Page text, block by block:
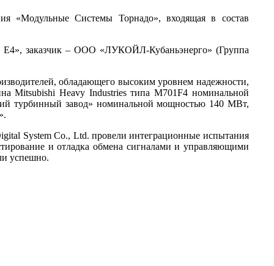
Системы Торнадо», входящая в состав
Е4», заказчик – ООО «ЛУКОЙЛ-Кубаньэнерго» (Группа
обладающего высоким уровнем надежности,
Mitsubishi Heavy Industries типа M701F4 номинальной
турбинный завод» номинальной мощностью 140 МВт,
System Co., Ltd. провели интеграционные испытания
и отладка обмена сигналами и управляющими
успешно.